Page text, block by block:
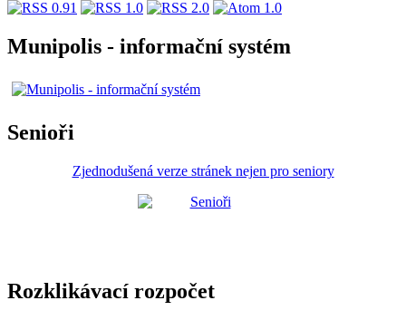
Munipolis - informační systém
Senioři
Zjednodušená verze stránek nejen pro seniory
Rozklikávací rozpočet